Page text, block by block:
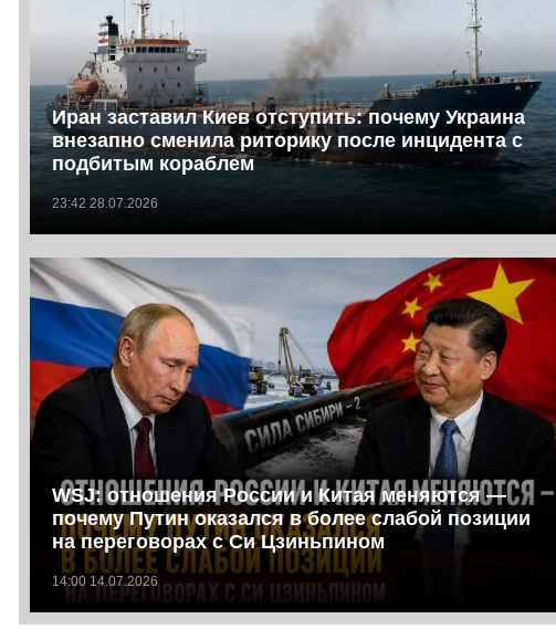
Иран заставил Киев отступить: почему Украина
внезапно сменила риторику после инцидента с
подбитым кораблем
23:42 28.07.2026
WSJ: отношения России и Китая меняются —
почему Путин оказался в более слабой позиции
на переговорах с Си Цзиньпином
14:00 14.07.2026